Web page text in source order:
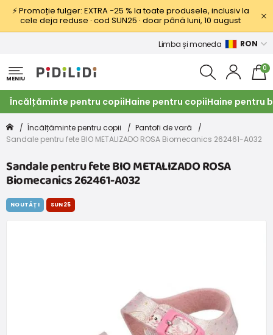
⚡ Promoție fulger: EXTRA −25 % la toate produsele, inclusiv la
cele deja reduse · cod SUN25 · doar până luni, 10 august
Limba și moneda RON
MENIU
0
Încălțăminte pentru copiiHaine pentru copiiHaine pentru
Încălțăminte pentru copii
Pantofi de vară
Sandale pentru fete BIO METALIZADO ROSA Biomecanics 262461-A032
Sandale pentru fete BIO METALIZADO ROSA
Biomecanics 262461-A032
NOUTĂȚI SUN25